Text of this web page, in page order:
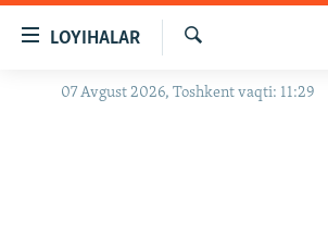
Бош
LOYIHALAR
OZODLIK SURISHTIRUVLARI
Излаш
07 Avgust 2026, Toshkent vaqti: 11:29